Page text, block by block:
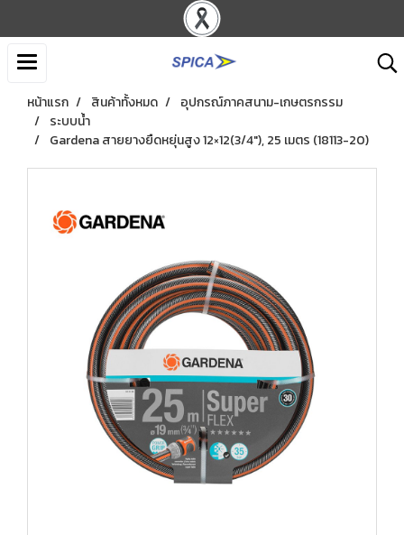
หน้าแรก สินค้าทั้งหมด
อุปกรณ์ภาคสนาม-เกษตรกรรม
ระบบน้ำ
Gardena สายยางยืดหยุ่นสูง 12×12(3/4″), 25 เมตร (18113-20)